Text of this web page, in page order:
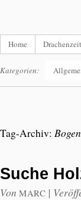
Home Drachenzeit
Kategorien:
Tag-Archiv: Bogen
Suche
Von MARC |